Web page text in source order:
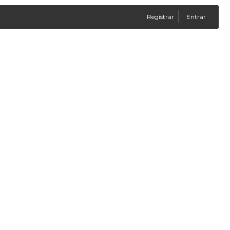
Registrar Entrar